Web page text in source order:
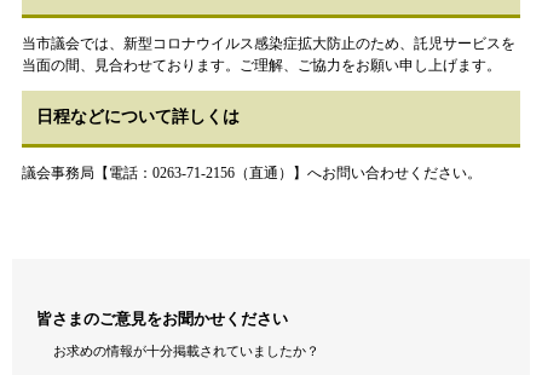
当市議会では、新型コロナウイルス感染症拡大防止のため、託児サービスを
当面の間、見合わせております。ご理解、ご協力をお願い申し上げます。
日程などについて詳しくは
議会事務局【電話：0263-71-2156（直通）】へお問い合わせください。
皆さまのご意見をお聞かせください
お求めの情報が十分掲載されていましたか？